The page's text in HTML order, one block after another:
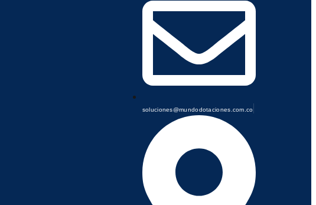
soluciones@mundodotaciones.com.co